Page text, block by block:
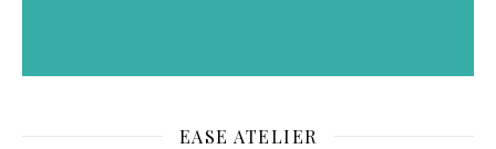
EASE ATELIER